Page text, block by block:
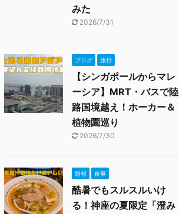
みた
2026/7/31
ブログ 旅行
【シンガポールからマレ
ーシア】MRT・バスで陸
路国境越え！ホーカー＆
植物園巡り
2026/7/30
朗報 食事
酷暑でもスルスルいけ
る！神座の夏限定「澄み